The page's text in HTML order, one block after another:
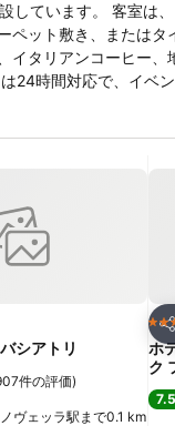
壁掛けのアートワークを用い
ト敷き、またはタ
イタリアンコーヒー
ンターまで400m、ウ
に追加
シアトリ
件の評価)
ヴェッラ駅まで0.1 km
3 ホ
ホ
ク
7.5